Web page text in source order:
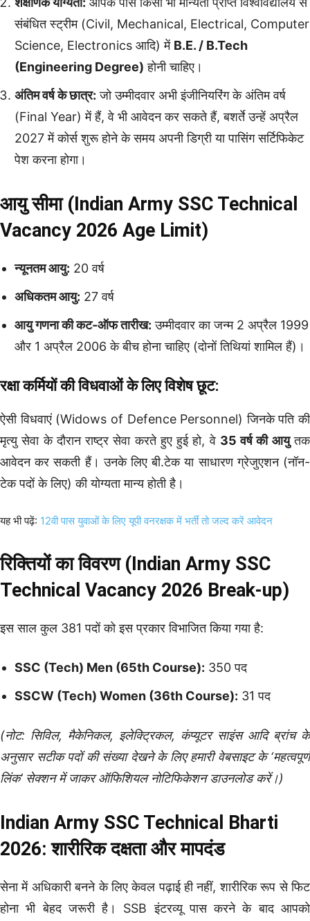
संबंधित स्ट्रीम (Civil, Mechanical, Electrical, Computer
Science, Electronics आदि) में B.E. / B.Tech
(Engineering Degree) होनी चाहिए।
अंतिम वर्ष के छात्र: जो उम्मीदवार अभी इंजीनियरिंग के अंतिम वर्ष
(Final Year) में हैं, वे भी आवेदन कर सकते हैं, बशर्ते उन्हें अप्रैल
2027 में कोर्स शुरू होने के समय अपनी डिग्री या पासिंग सर्टिफिकेट
पेश करना होगा।
आयु सीमा (Indian Army SSC Technical
Vacancy 2026 Age Limit)
न्यूनतम आयु: 20 वर्ष
अधिकतम आयु: 27 वर्ष
आयु गणना की कट-ऑफ तारीख: उम्मीदवार का जन्म 2 अप्रैल 1999
और 1 अप्रैल 2006 के बीच होना चाहिए (दोनों तिथियां शामिल हैं)।
रक्षा कर्मियों की विधवाओं के लिए विशेष छूट:
ऐसी विधवाएं (Widows of Defence Personnel) जिनके पति की
मृत्यु सेवा के दौरान राष्ट्र सेवा करते हुए हुई हो, वे 35 वर्ष की आयुतक
आवेदन कर सकती हैं। उनके लिए बी.टेक या साधारण ग्रेजुएशन (नॉन-
टेक पदों के लिए) की योग्यता मान्य होती है।
यह भी पढ़ें: 12वी पास युवाओं के लिए यूपी वनरक्षक में भर्ती तो जल्द करें आवेदन
रिक्तियों का विवरण (Indian Army SSC
Technical Vacancy 2026 Break-up)
इस साल कुल 381 पदों को इस प्रकार विभाजित किया गया है:
SSC (Tech) Men (65th Course): 350 पद
SSCW (Tech) Women (36th Course): 31 पद
(नोट: सिविल, मैकेनिकल, इलेक्ट्रिकल, कंप्यूटर साइंस आदि ब्रांच के
अनुसार सटीक पदों की संख्या देखने के लिए हमारी वेबसाइट के ‘महत्वपूर्ण
लिंक’ सेक्शन में जाकर ऑफिशियल नोटिफिकेशन डाउनलोड करें।)
Indian Army SSC Technical Bharti
2026: शारीरिक दक्षता और मापदंड
सेना में अधिकारी बनने के लिए केवल पढ़ाई ही नहीं, शारीरिक रूप से फिट
होना भी बेहद जरूरी है। SSB इंटरव्यू पास करने के बाद आपको